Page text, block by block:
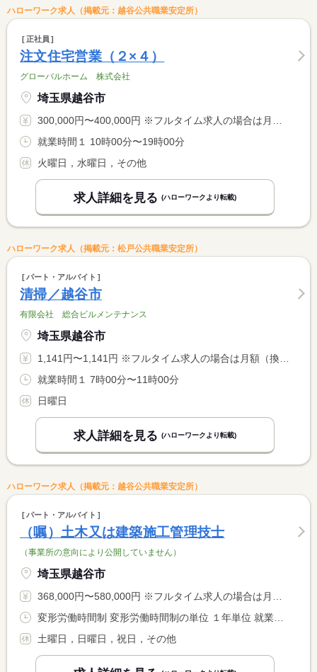
ハローワーク求人（掲載元：越谷公共職業安定所）
正社員
注文住宅営業（２×４）
グローバルホーム 株式会社
埼玉県越谷市
300,000円〜400,000円 ※フルタイム求人の場合は月額（換算額）、パート求人の場合は時間額を表示しています。
就業時間１ 10時00分〜19時00分
火曜日，水曜日，その他
求人詳細を見る (ハローワークより転載)
ハローワーク求人（掲載元：松戸公共職業安定所）
パート・アルバイト
清掃／越谷市
有限会社 総合ビルメンテナンス
埼玉県越谷市
1,141円〜1,141円 ※フルタイム求人の場合は月額（換算額）、パート求人の場合は時間額を表示しています。
就業時間１ 7時00分〜11時00分
日曜日
求人詳細を見る (ハローワークより転載)
ハローワーク求人（掲載元：越谷公共職業安定所）
パート・アルバイト
（嘱）土木又は建築施工管理技士
（事業所の意向により公開していません）
埼玉県越谷市
368,000円〜580,000円 ※フルタイム求人の場合は月額（換算額）、パート求人の場合は時間額を表示しています。
変形労働時間制 変形労働時間制の単位 １年単位 就業時間１ 8時00分〜17時00分 就業時間に関する特記事項 【休憩時間内訳】 <BR> １０：００〜１０：１５（１５分） <BR> １２：００〜１３：００（６０分） <BR> １５：００〜１５：１５（１５分）
土曜日，日曜日，祝日，その他